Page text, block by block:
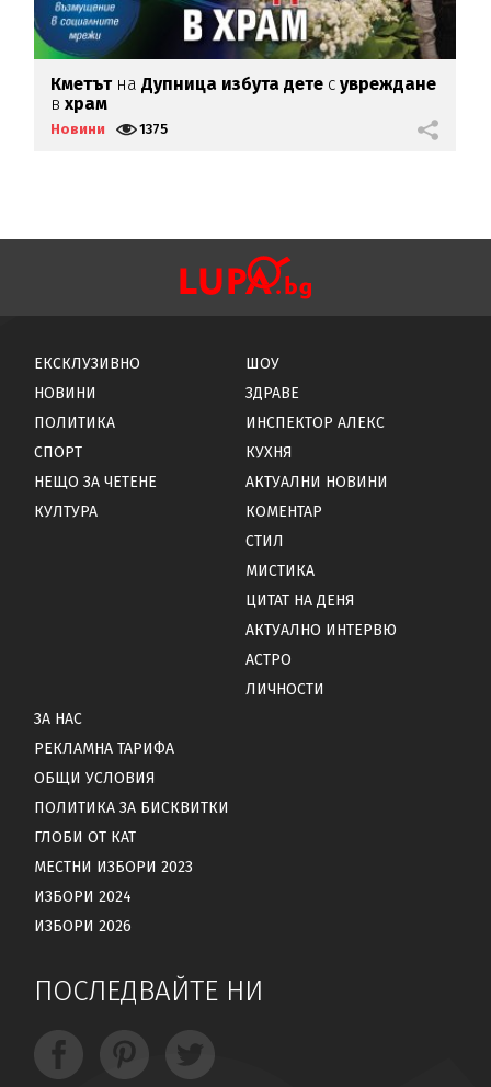
Кметът наДупница избута дете сувреждане
вхрам
Новини 1375
ЕКСКЛУЗИВНО
НОВИНИ
ПОЛИТИКА
СПОРТ
НЕЩО ЗА ЧЕТЕНЕ
КУЛТУРА
ШОУ
ЗДРАВЕ
ИНСПЕКТОР АЛЕКС
КУХНЯ
АКТУАЛНИ НОВИНИ
КОМЕНТАР
СТИЛ
МИСТИКА
ЦИТАТ НА ДЕНЯ
АКТУАЛНО ИНТЕРВЮ
АСТРО
ЛИЧНОСТИ
ЗА НАС
РЕКЛАМНА ТАРИФА
ОБЩИ УСЛОВИЯ
ПОЛИТИКА ЗА БИСКВИТКИ
ГЛОБИ ОТ КАТ
МЕСТНИ ИЗБОРИ 2023
ИЗБОРИ 2024
ИЗБОРИ 2026
ПОСЛЕДВАЙТЕ НИ